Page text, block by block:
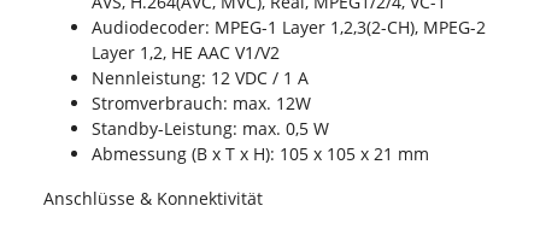
Audiodecoder: MPEG-1 Layer 1,2,3(2-CH), MPEG-2
Layer 1,2, HE AAC V1/V2
Nennleistung: 12 VDC / 1 A
Stromverbrauch: max. 12W
Standby-Leistung: max. 0,5 W
Abmessung (B x T x H): 105 x 105 x 21 mm
Anschlüsse & Konnektivität